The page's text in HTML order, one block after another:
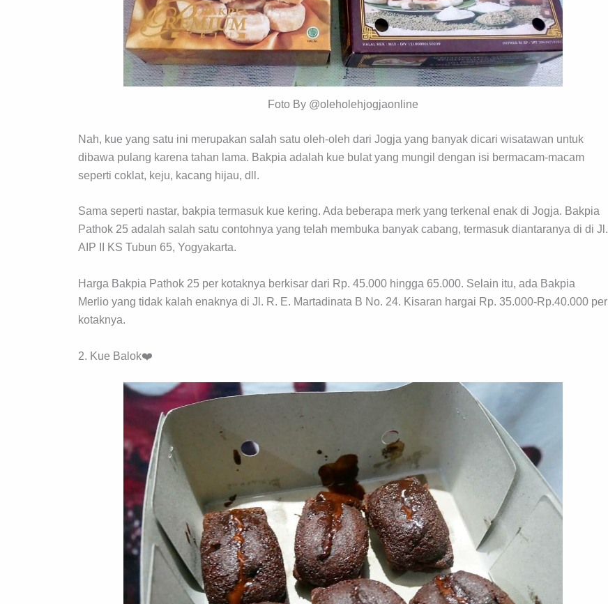
Foto By @oleholehjogjaonline
Nah, kue yang satu ini merupakan salah satu oleh-oleh dari Jogja yang banyak dicari wisatawan untuk
dibawa pulang karena tahan lama. Bakpia adalah kue bulat yang mungil dengan isi bermacam-macam
seperti coklat, keju, kacang hijau, dll.
Sama seperti nastar, bakpia termasuk kue kering. Ada beberapa merk yang terkenal enak di Jogja. Bakpia
Pathok 25 adalah salah satu contohnya yang telah membuka banyak cabang, termasuk diantaranya di di Jl.
AIP II KS Tubun 65, Yogyakarta.
Harga Bakpia Pathok 25 per kotaknya berkisar dari Rp. 45.000 hingga 65.000. Selain itu, ada Bakpia
Merlio yang tidak kalah enaknya di Jl. R. E. Martadinata B No. 24. Kisaran hargai Rp. 35.000-Rp.40.000 per
kotaknya.
2. Kue Balok❤️